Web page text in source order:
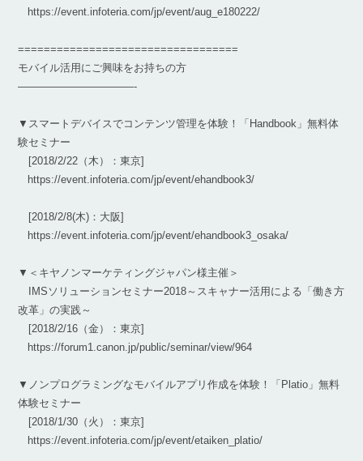
https://event.infoteria.com/jp/event/aug_e180222/
==================================
モバイル活用にご興味をお持ちの方
———————————-
▼スマートデバイスでコンテンツ管理を体験！「Handbook」無料体
験セミナー
[2018/2/22（木）：東京]
https://event.infoteria.com/jp/event/ehandbook3/
[2018/2/8(木)：大阪]
https://event.infoteria.com/jp/event/ehandbook3_osaka/
▼＜キヤノンマーケティングジャパン様主催＞
IMSソリューションセミナー2018～スキャナー活用による「働き方
改革」の実践～
[2018/2/16（金）：東京]
https://forum1.canon.jp/public/seminar/view/964
▼ノンプログラミングなモバイルアプリ作成を体験！「Platio」無料
体験セミナー
[2018/1/30（火）：東京]
https://event.infoteria.com/jp/event/etaiken_platio/